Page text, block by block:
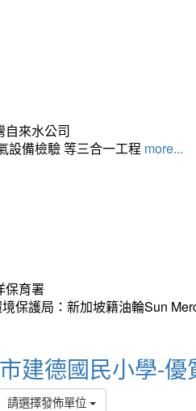
自來水公司
設備檢驗 等三合一工程 more...
保育署
保護局：新加坡籍油輪Sun
建德國民小學-優
請選擇發佈單位